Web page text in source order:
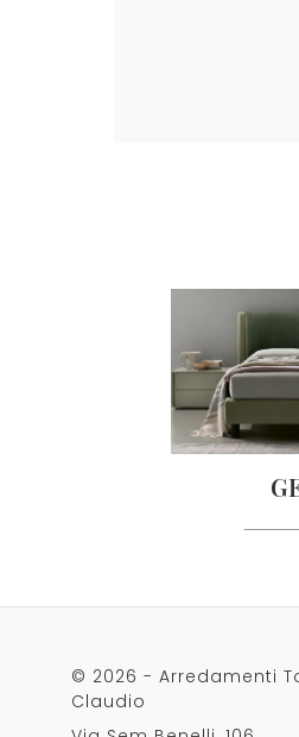
© 2026 - Arredamenti
Claudio